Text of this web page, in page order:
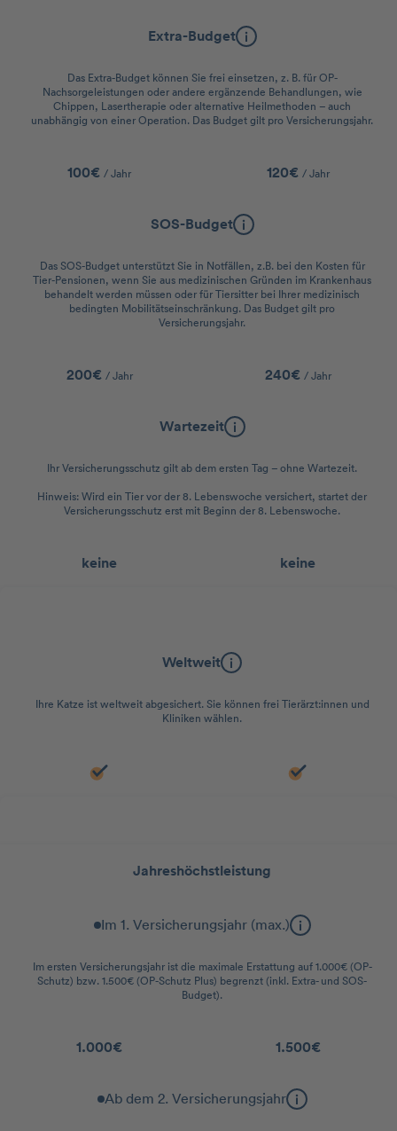
Extra-Budget
Das Extra-Budget können Sie frei einsetzen, z. B. für OP-
Nachsorgeleistungen oder andere ergänzende Behandlungen, wie
Chippen, Lasertherapie oder alternative Heilmethoden – auch
unabhängig von einer Operation. Das Budget gilt pro Versicherungsjahr.
100€ / Jahr 120€ / Jahr
SOS-Budget
Das SOS-Budget unterstützt Sie in Notfällen, z.B. bei den Kosten für
Tier-Pensionen, wenn Sie aus medizinischen Gründen im Krankenhaus
behandelt werden müssen oder für Tiersitter bei Ihrer medizinisch
bedingten Mobilitätseinschränkung. Das Budget gilt pro
Versicherungsjahr.
200€ / Jahr 240€ / Jahr
Wartezeit
Ihr Versicherungsschutz gilt ab dem ersten Tag – ohne Wartezeit.
Hinweis: Wird ein Tier vor der 8. Lebenswoche versichert, startet der
Versicherungsschutz erst mit Beginn der 8. Lebenswoche.
keine keine
Weltweit
Ihre Katze ist weltweit abgesichert. Sie können frei Tierärzt:innen und
Kliniken wählen.
Jahreshöchstleistung
Im 1. Versicherungsjahr (max.)
Im ersten Versicherungsjahr ist die maximale Erstattung auf 1.000€ (OP-
Schutz) bzw. 1.500€ (OP-Schutz Plus) begrenzt (inkl. Extra- und SOS-
Budget).
1.000€ 1.500€
Ab dem 2. Versicherungsjahr